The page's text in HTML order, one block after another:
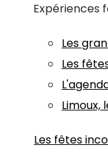
Expériences
Les
Les
Limoux,
Les fêtes